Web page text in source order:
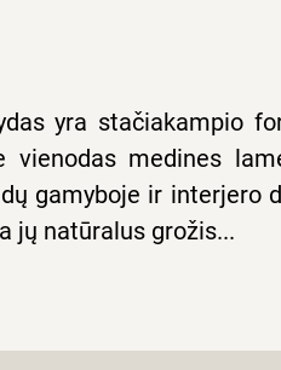
yra stačiakampio
vienodas medines
gamyboje ir interjero
jų natūralus grožis...